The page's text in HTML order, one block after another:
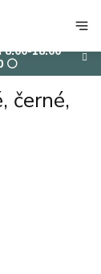
18:00
⚪
KOŠÍK
černé,